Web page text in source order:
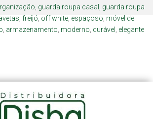
guarda roupa casal
guarda roupa
freijó off white espaçoso móvel de
armazenamento moderno durável elegante